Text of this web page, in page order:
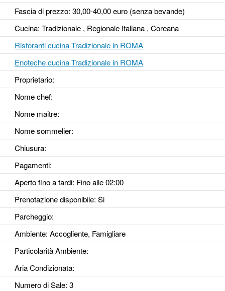
Fascia di prezzo: 30,00-40,00 euro (senza bevande)
Cucina: Tradizionale , Regionale Italiana , Coreana
Ristoranti cucina Tradizionale in ROMA
Enoteche cucina Tradizionale in ROMA
Proprietario:
Nome chef:
Nome maitre:
Nome sommelier:
Chiusura:
Pagamenti:
Aperto fino a tardi: Fino alle 02:00
Prenotazione disponibile: Si
Parcheggio:
Ambiente: Accogliente, Famigliare
Particolarità Ambiente:
Aria Condizionata:
Numero di Sale: 3